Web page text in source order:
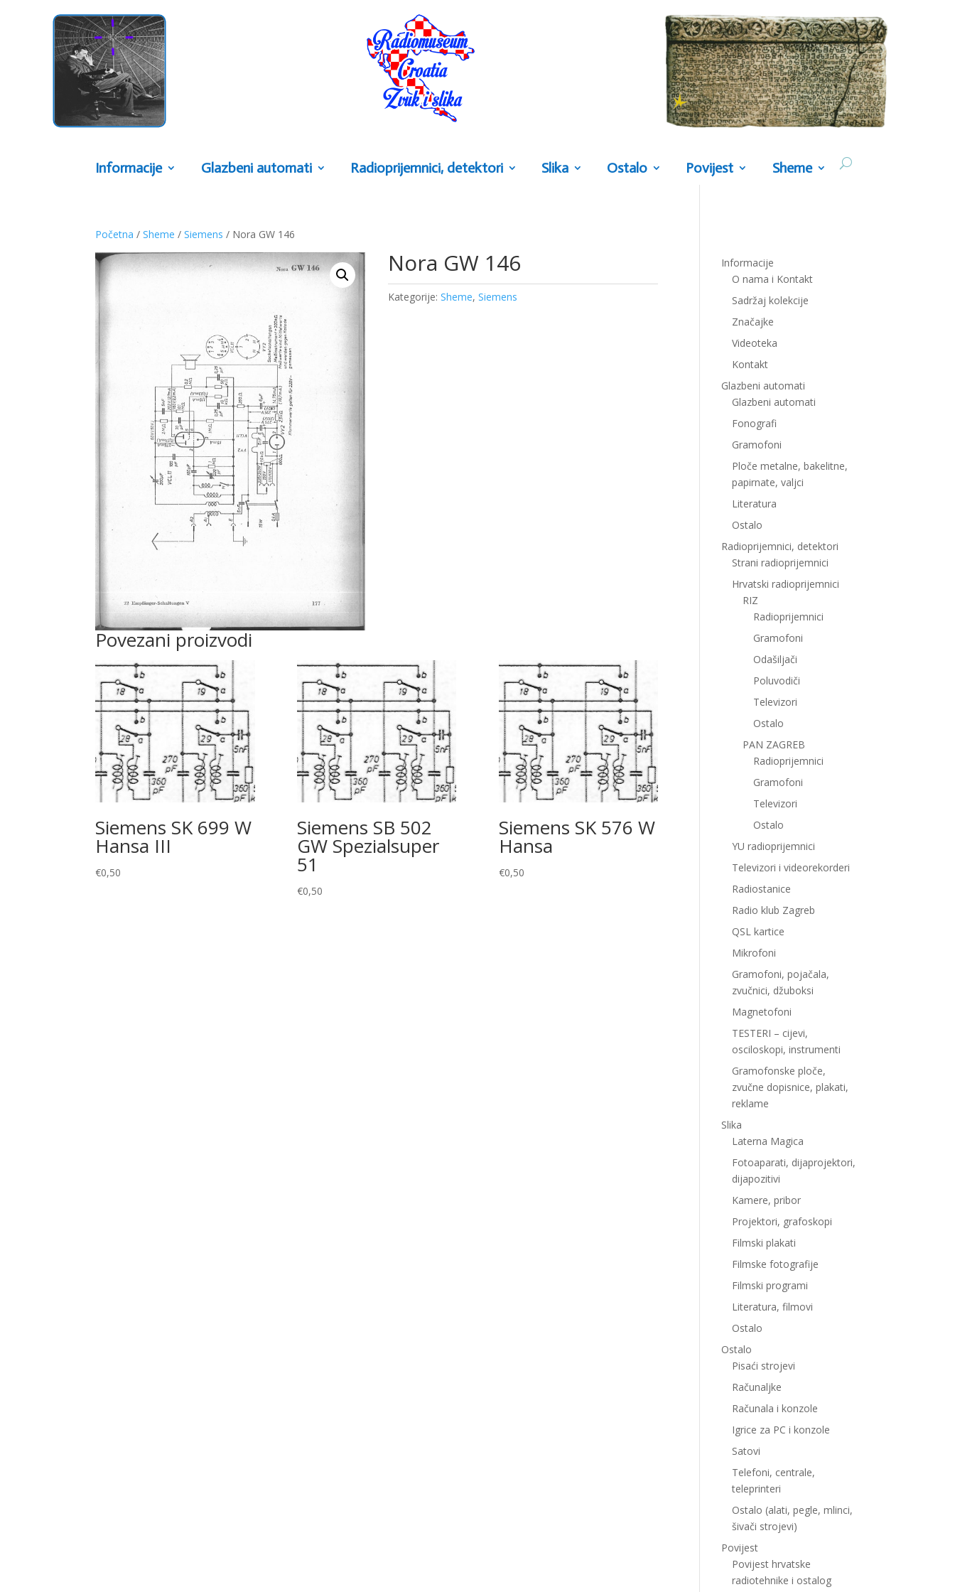
Informacije Glazbeni automati Radioprijemnici, detektori Slika Ostalo Povijest Sheme
Početna /Sheme /Siemens / Nora GW 146
Nora GW 146
Kategorije:Sheme,Siemens
Povezani proizvodi
Siemens SK 699 W
Hansa III
€0,50
Siemens SB 502
GW Spezialsuper
51
€0,50
Siemens SK 576 W
Hansa
€0,50
Informacije
O nama i Kontakt
Sadržaj kolekcije
Značajke
Videoteka
Kontakt
Glazbeni automati
Glazbeni automati
Fonografi
Gramofoni
Ploče metalne, bakelitne,
papirnate, valjci
Literatura
Ostalo
Radioprijemnici, detektori
Strani radioprijemnici
Hrvatski radioprijemnici
RIZ
Radioprijemnici
Gramofoni
Odašiljači
Poluvodiči
Televizori
Ostalo
PAN ZAGREB
Radioprijemnici
Gramofoni
Televizori
Ostalo
YU radioprijemnici
Televizori i videorekorderi
Radiostanice
Radio klub Zagreb
QSL kartice
Mikrofoni
Gramofoni, pojačala,
zvučnici, džuboksi
Magnetofoni
TESTERI – cijevi,
osciloskopi, instrumenti
Gramofonske ploče,
zvučne dopisnice, plakati,
reklame
Slika
Laterna Magica
Fotoaparati, dijaprojektori,
dijapozitivi
Kamere, pribor
Projektori, grafoskopi
Filmski plakati
Filmske fotografije
Filmski programi
Literatura, filmovi
Ostalo
Ostalo
Pisaći strojevi
Računaljke
Računala i konzole
Igrice za PC i konzole
Satovi
Telefoni, centrale,
teleprinteri
Ostalo (alati, pegle, mlinci,
šivači strojevi)
Povijest
Povijest hrvatske
radiotehnike i ostalog